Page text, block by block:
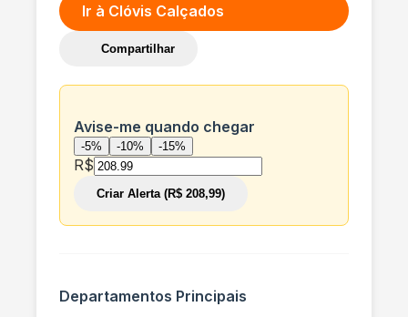
Ir à Clóvis Calçados
Compartilhar
Avise-me quando chegar
-5% -10% -15%
R$
Criar Alerta (R$ 208,99)
Departamentos Principais